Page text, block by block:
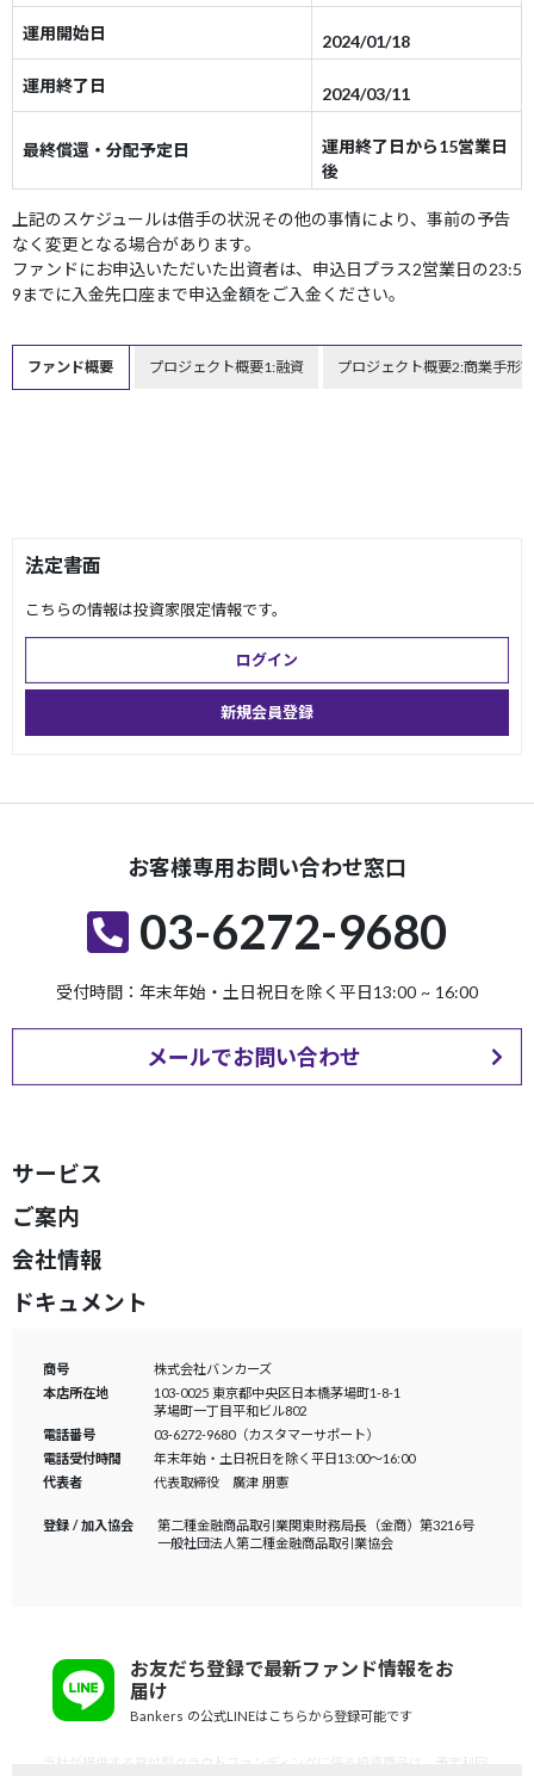
運用開始日 2024/01/18
運用終了日 2024/03/11
最終償還・分配予定日
運用終了日から15営業日
後
上記のスケジュールは借手の状況その他の事情により、事前の予告
なく変更となる場合があります。
ファンドにお申込いただいた出資者は、申込日プラス2営業日の23:5
9までに入金先口座まで申込金額をご入金ください。
ファンド概要 プロジェクト概要1:融資 プロジェクト概要2:商業手形
法定書面
こちらの情報は投資家限定情報です。
ログイン
新規会員登録
お客様専用お問い合わせ窓口
03-6272-9680
受付時間：年末年始・土日祝日を除く平日13:00 ~ 16:00
メールでお問い合わせ
サービス
ご案内
会社情報
ドキュメント
商号
株式会社バンカーズ
本店所在地
103-0025 東京都中央区日本橋茅場町1-8-1
茅場町一丁目平和ビル802
電話番号
03-6272-9680（カスタマーサポート）
電話受付時間
年末年始・土日祝日を除く平日13:00～16:00
代表者
代表取締役 廣津 朋憲
登録 / 加入協会 第二種金融商品取引業関東財務局長（金商）第3216号
一般社団法人 第二種金融商品取引業協会
お友だち登録で最新ファンド情報をお
届け
Bankers の公式LINEはこちらから登録可能です